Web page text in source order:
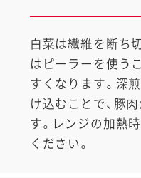
白菜は繊維を断ち
はピーラーを使う
すくなります。深
け込むことで、豚
す。レンジの加熱
ください。